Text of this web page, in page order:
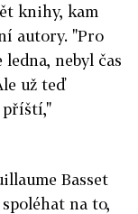
knihy, kam
autory. "Pro
nebyl čas
už teď
příští,"
Basset
na to,